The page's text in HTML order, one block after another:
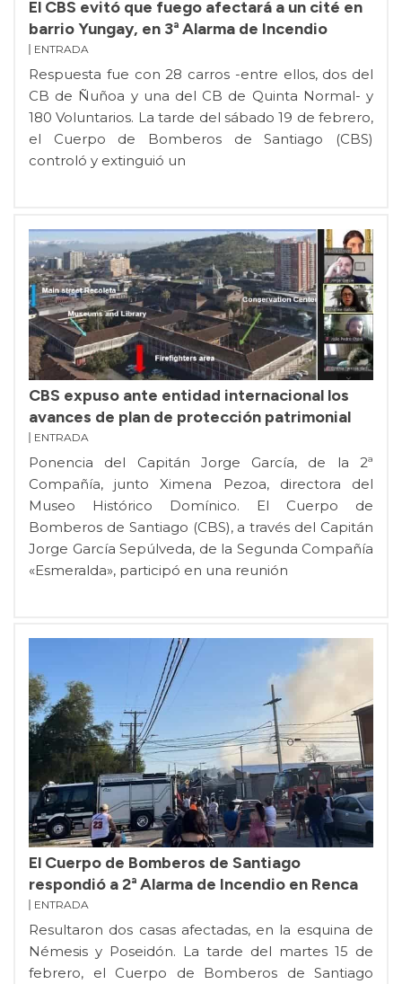
El CBS evitó que fuego afectará a un cité en
barrio Yungay, en 3ª Alarma de Incendio
ENTRADA
Respuesta fue con 28 carros -entre ellos, dos del
CB de Ñuñoa y una del CB de Quinta Normal- y
180 Voluntarios. La tarde del sábado 19 de febrero,
el Cuerpo de Bomberos de Santiago (CBS)
controló y extinguió un
CBS expuso ante entidad internacional los
avances de plan de protección patrimonial
ENTRADA
Ponencia del Capitán Jorge García, de la 2ª
Compañía, junto Ximena Pezoa, directora del
Museo Histórico Domínico. El Cuerpo de
Bomberos de Santiago (CBS), a través del Capitán
Jorge García Sepúlveda, de la Segunda Compañía
«Esmeralda», participó en una reunión
El Cuerpo de Bomberos de Santiago
respondió a 2ª Alarma de Incendio en Renca
ENTRADA
Resultaron dos casas afectadas, en la esquina de
Némesis y Poseidón. La tarde del martes 15 de
febrero, el Cuerpo de Bomberos de Santiago